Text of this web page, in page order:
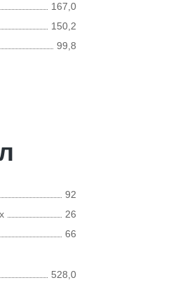
167,0
150,2
99,8
92
26
66
528,0